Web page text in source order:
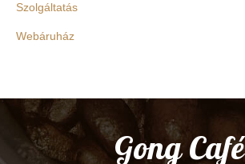
Szolgáltatás
Webáruház
Gong Café